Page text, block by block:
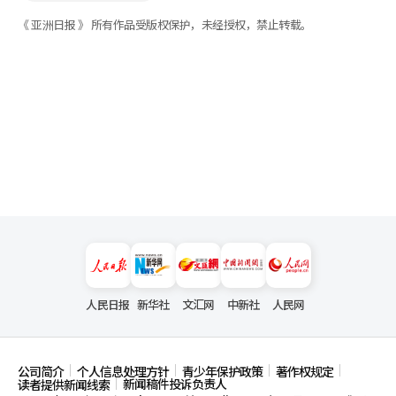
《 亚洲日报 》 所有作品受版权保护，未经授权，禁止转载。
人民日报 新华社 文汇网 中新社 人民网
公司简介 个人信息处理方针 青少年保护政策 著作权规定
读者提供新闻线索
新闻稿件投诉负责人